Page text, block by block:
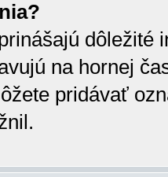
dôležité
na hornej
pridávať